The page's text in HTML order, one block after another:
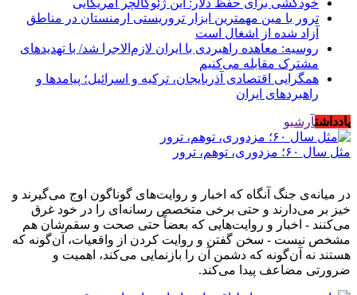
ترور با مین مهمترین ابزار تروریستی ارمنستان در مناطق
آزاد شده از اشغال است
روسیه: معاهده راهبردی با ایران لازم‌الاجرا شد/ با تهدیدهای
مشترک مقابله می‌کنیم
همگرایی اقتصادی آذربایجان، ترکیه و اسرائیل؛ پیامدها و
راهبردهای ایران
یادداشتآرشیو
مثل سال ۶۰؛ مزدوری، توهم، ترور
در میانه‌ی جنگ آنگاه که اخبار و روایت‌های گوناگون اوج می‌گیرند و
خیز بر می‌دارند و حتی برخی متخصص رسانه‌ای را در خود غرق
می‌کنند - اخبار و روایت‌هایی که بعضاً حتی صحت و سقم‌شان هم
مشخص نیست - سخن گفتن و روایت کردن از واقعیات، آن‌گونه که
هستند نه آن‌گونه که دشمن آن را بازنمایی می‌کند، اهمیت و
ضرورتی مضاعف پیدا می‌کند.